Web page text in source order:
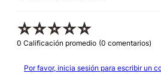
☆☆☆☆☆
0 Calificación promedio (0 comentarios)
Por favor, inicia sesión para escribir un